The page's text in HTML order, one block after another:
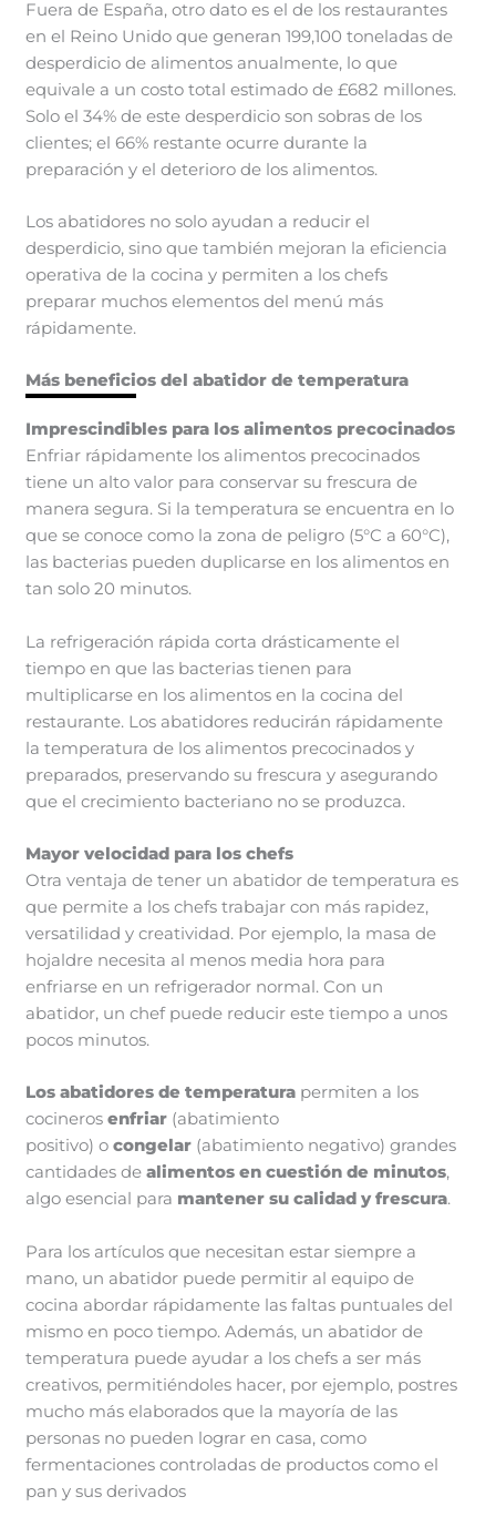
Fuera de España, otro dato es el de los restaurantes
en el Reino Unido que generan 199,100 toneladas de
desperdicio de alimentos anualmente, lo que
equivale a un costo total estimado de £682 millones.
Solo el 34% de este desperdicio son sobras de los
clientes; el 66% restante ocurre durante la
preparación y el deterioro de los alimentos.
Los abatidores no solo ayudan a reducir el
desperdicio, sino que también mejoran la eficiencia
operativa de la cocina y permiten a los chefs
preparar muchos elementos del menú más
rápidamente.
Más beneficios del abatidor de temperatura
Imprescindibles para los alimentos precocinados
Enfriar rápidamente los alimentos precocinados
tiene un alto valor para conservar su frescura de
manera segura. Si la temperatura se encuentra en lo
que se conoce como la zona de peligro (5°C a 60°C),
las bacterias pueden duplicarse en los alimentos en
tan solo 20 minutos.
La refrigeración rápida corta drásticamente el
tiempo en que las bacterias tienen para
multiplicarse en los alimentos en la cocina del
restaurante. Los abatidores reducirán rápidamente
la temperatura de los alimentos precocinados y
preparados, preservando su frescura y asegurando
que el crecimiento bacteriano no se produzca.
Mayor velocidad para los chefs
Otra ventaja de tener un abatidor de temperatura es
que permite a los chefs trabajar con más rapidez,
versatilidad y creatividad. Por ejemplo, la masa de
hojaldre necesita al menos media hora para
enfriarse en un refrigerador normal. Con un
abatidor, un chef puede reducir este tiempo a unos
pocos minutos.
Los abatidores de temperaturapermiten a los
cocineros enfriar(abatimiento
positivo) o congelar(abatimiento negativo) grandes
cantidades de alimentos en cuestión de minutos,
algo esencial para mantener su calidad y frescura.
Para los artículos que necesitan estar siempre a
mano, un abatidor puede permitir al equipo de
cocina abordar rápidamente las faltas puntuales del
mismo en poco tiempo. Además, un abatidor de
temperatura puede ayudar a los chefs a ser más
creativos, permitiéndoles hacer, por ejemplo, postres
mucho más elaborados que la mayoría de las
personas no pueden lograr en casa, como
fermentaciones controladas de productos como el
pan y sus derivados